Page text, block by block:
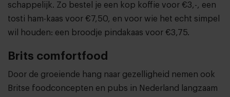
schappelijk. Zo bestel je een kop koffie voor €3,-, een
tosti ham-kaas voor €7,50, en voor wie het echt simpel
wil houden: een broodje pindakaas voor €3,75.
Brits comfortfood
Door de groeiende hang naar gezelligheid nemen ook
Britse foodconcepten en pubs in Nederland langzaam